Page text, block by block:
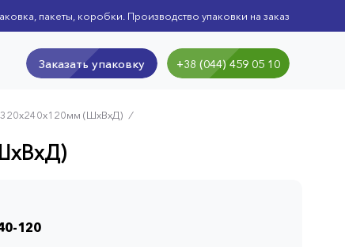
пакеты, коробки. Производство упаковки на заказ
+38 (044) 459 05 10
Заказать упаковку
320x240x120мм (ШхВхД) ⁄
120